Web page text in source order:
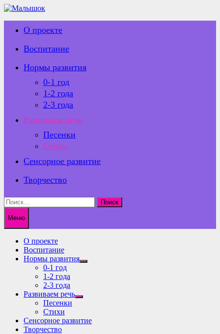
Перейти
содержимому
О проекте
Воспитание
Нормы развития
0-1 год
1-2 года
2-3 года
Развиваем речь
Песенки
Стихи
Сенсорное развитие
Творчество
Найти:
Меню
О проекте
Воспитание
Нормы развития
Показать
0-1 год
1-2 года
2-3 года
Развиваем речь
Показать
Песенки
Стихи
Сенсорное развитие
Творчество